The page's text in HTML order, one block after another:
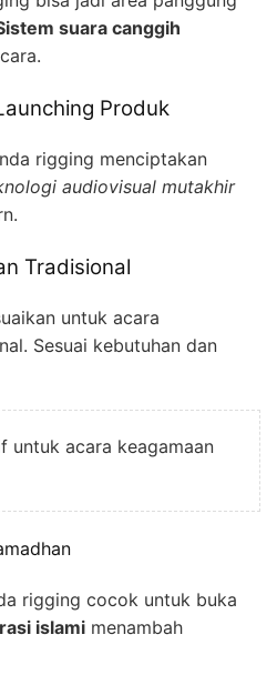
suara canggih
Produk
rigging menciptakan
audiovisual mutakhir
Tradisional
untuk acara
Sesuai kebutuhan dan
untuk acara keagamaan
rigging cocok untuk buka
islami menambah